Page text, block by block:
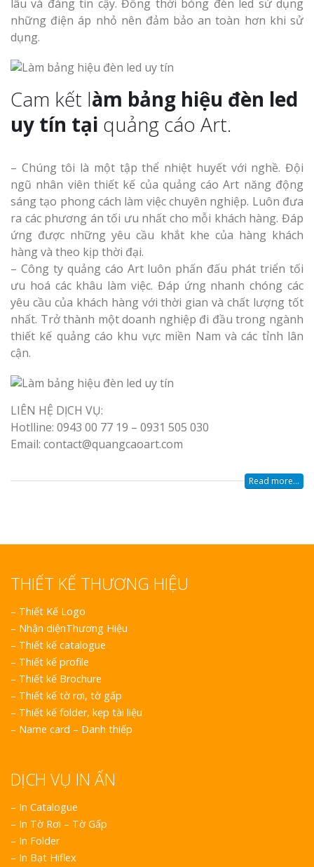
lâu và đáng tin cậy. Đồng thời bóng đèn led sử dụng
những điện áp nhỏ nên đảm bảo an toàn hơn khi sử
dụng.
Cam kết làm bảng hiệu đèn led
uy tín tại quảng cáo Art.
– Chúng tôi là một tập thể nhiệt huyết với nghề. Đội
ngũ nhân viên thiết kế của quảng cáo Art năng động
sáng tạo phong cách làm việc chuyên nghiệp. Luôn đưa
ra các phương án tối ưu nhất cho mỗi khách hàng. Đáp
ứng được những yêu cầu khắt khe của hàng khách
hàng và theo kịp thời đại.
– Công ty quảng cáo Art luôn phấn đấu phát triển tối
ưu hoá các khâu làm việc. Đáp ứng nhanh chóng các
yêu cầu của khách hàng với thời gian và chất lượng tốt
nhất. Trở thành một doanh nghiệp đi đầu trong ngành
thiết kế quảng cáo khu vực miền Nam và các tỉnh lân
cận.
LIÊN HỆ DỊCH VỤ:
Hotlline: 0943 00 77 19 – 0931 505 030
Email: contact@quangcaoart.com
Read more...
THIẾT KẾ THƯƠNG HIỆU
– Thiết Kế Logo
– Nhận diệnThương Hiệu
– Thiết kế catalogue
– Thiết kế profile
– Thiết kế Brochure
– Thiết kế tờ rơi, tờ gấp
– Thiết kế folder, kẹp tài liệu
– Name card – Danh thiếp
DỊCH VỤ IN ẤN
– In Catalogue
– In Tờ Rơi – Tờ Gấp
– In Folder
– In Bạt Hiflex
Làm Hộp
Ma Trận
Thi Công
Làm Biển
Làm biển
tại Vinh Nghệ An
Làm Biển
Hàng
Hiệu Shop
Nghệ An Đẹp